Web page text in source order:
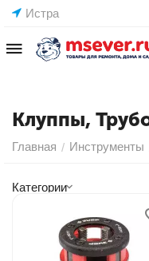
Истра
Клуппы,
Главная / Инструменты
Категории